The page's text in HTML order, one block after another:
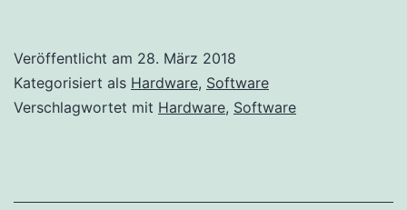
Veröffentlicht am 28. März 2018
Kategorisiert als Hardware, Software
Verschlagwortet mit Hardware, Software